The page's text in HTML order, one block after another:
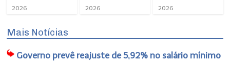
2026
2026
2026
Mais Notícias
Governo prevê reajuste de 5,92% no salário mínimo